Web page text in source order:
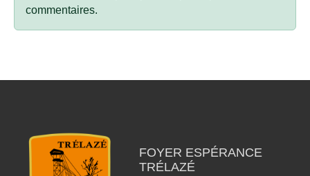
commentaires.
FOYER ESPÉRANCE
TRÉLAZÉ